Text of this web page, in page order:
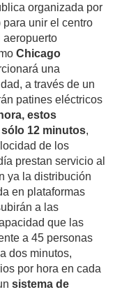
organizada por
para unir el centro
aeropuerto
Chicago
una
a través de un
patines eléctricos
estos
12 minutos,
de los
prestan servicio al
ya la distribución
en plataformas
a las
que las
a 45 personas
dos minutos,
por hora en cada
sistema de